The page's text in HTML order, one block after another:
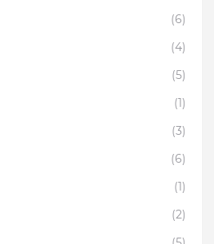
(6)
(4)
(5)
(1)
(3)
(6)
(1)
(2)